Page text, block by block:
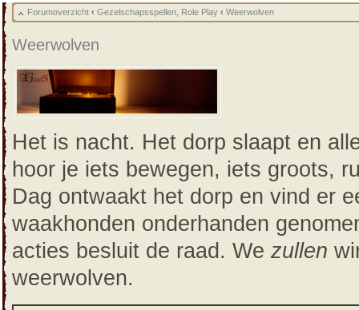
Forumoverzicht ‹ Gezelschapsspellen, Role Play ‹ Weerwolven
Weerwolven
Het is nacht. Het dorp slaapt en
hoor je iets bewegen, iets groots,
Dag ontwaakt het dorp en vind er
waakhonden onderhanden
acties besluit de raad. We zullen
weerwolven.